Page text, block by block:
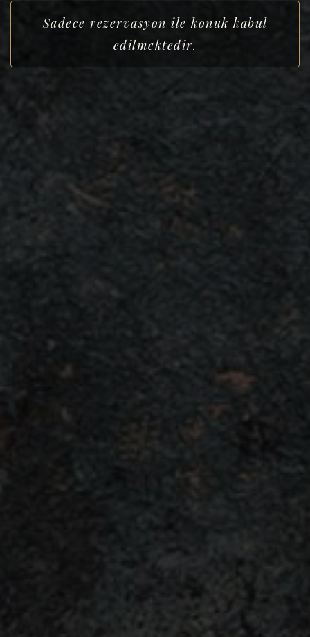
Sadece rezervasyon ile konuk kabul
edilmektedir.